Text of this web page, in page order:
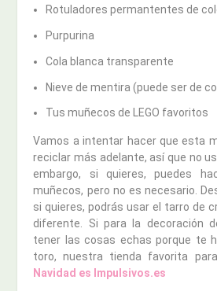
Rotuladores permantentes de
Purpurina
Cola blanca transparente
Nieve de mentira (puede ser de
Tus muñecos de LEGO favoritos
Vamos a intentar hacer que esta
reciclar más adelante, así que no
embargo, si quieres, puedes
muñecos, pero no es necesario.
si quieres, podrás usar el tarro de
diferente. Si para la decoración
tener las cosas echas porque te
toro, nuestra tienda favorita
Navidad es Impulsivos.es